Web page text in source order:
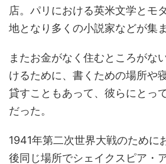
店。パリにおける英米文学とモ
地となり多くの小説家などが集
またお金がなく住むところがな
けるために、書くための場所や
貸すこともあって、彼らにとっ
だった。
1941年第二次世界大戦のために
後同じ場所でシェイクスピア・